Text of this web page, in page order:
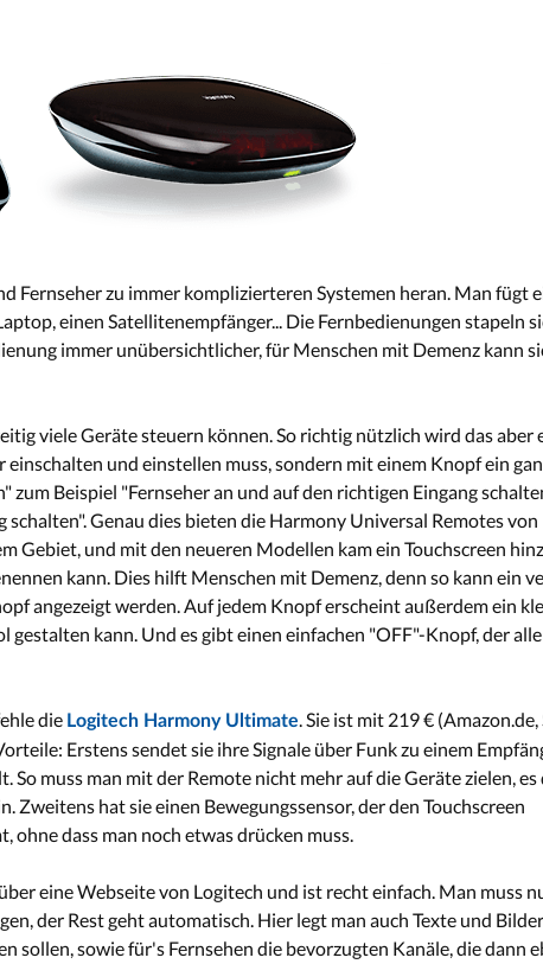
Fernseher zu immer komplizierteren Systemen heran. Man fügt
einen Satellitenempfänger... Die Fernbedienungen stapeln
immer unübersichtlicher, für Menschen mit Demenz kann
viele Geräte steuern können. So richtig nützlich wird das aber
und einstellen muss, sondern mit einem Knopf ein
zum Beispiel "Fernseher an und auf den richtigen Eingang
Genau dies bieten die Harmony Universal Remotes von
Gebiet, und mit den neueren Modellen kam ein Touchscreen
kann. Dies hilft Menschen mit Demenz, denn so kann ein
angezeigt werden. Auf jedem Knopf erscheint außerdem ein
gestalten kann. Und es gibt einen einfachen "OFF"-Knopf, der
die Logitech Harmony Ultimate. Sie ist mit 219 € (Amazon.de,
Erstens sendet sie ihre Signale über Funk zu einem
muss man mit der Remote nicht mehr auf die Geräte zielen, es
Zweitens hat sie einen Bewegungssensor, der den Touchscreen
ohne dass man noch etwas drücken muss.
eine Webseite von Logitech und ist recht einfach. Man muss
der Rest geht automatisch. Hier legt man auch Texte und
sollen, sowie für's Fernsehen die bevorzugten Kanäle, die dann